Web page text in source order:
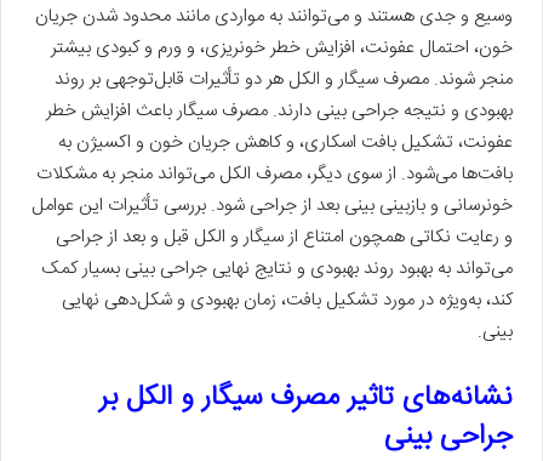
وسیع و جدی هستند و می‌توانند به مواردی مانند محدود شدن جریان
خون، احتمال عفونت، افزایش خطر خونریزی، و ورم و کبودی بیشتر
منجر شوند. مصرف سیگار و الکل هر دو تأثیرات قابل‌توجهی بر روند
بهبودی و نتیجه جراحی بینی دارند. مصرف سیگار باعث افزایش خطر
عفونت، تشکیل بافت اسکاری، و کاهش جریان خون و اکسیژن به
بافت‌ها می‌شود. از سوی دیگر، مصرف الکل می‌تواند منجر به مشکلات
خونرسانی و بازبینی بینی بعد از جراحی شود. بررسی تأثیرات این عوامل
و رعایت نکاتی همچون امتناع از سیگار و الکل قبل و بعد از جراحی
می‌تواند به بهبود روند بهبودی و نتایج نهایی جراحی بینی بسیار کمک
کند، به‌ویژه در مورد تشکیل بافت، زمان بهبودی و شکل‌دهی نهایی
بینی.
نشانه‌های تاثیر مصرف سیگار و الکل بر
جراحی بینی